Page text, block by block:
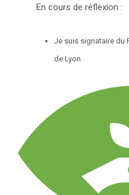
En cours de réflexion :
Je suis signataire du
de Lyon